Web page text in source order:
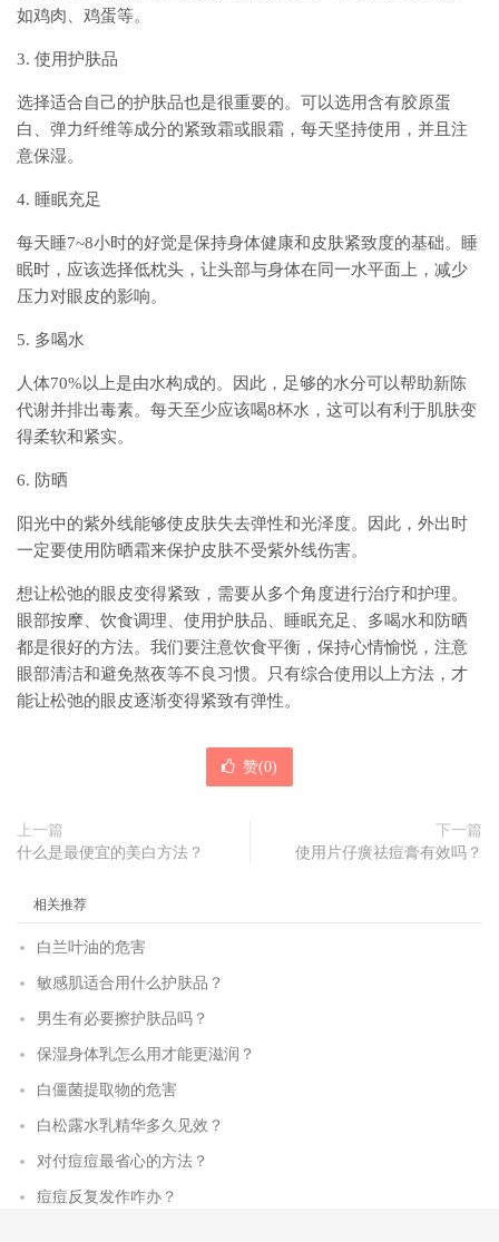
如鸡肉、鸡蛋等。
3. 使用护肤品
选择适合自己的护肤品也是很重要的。可以选用含有胶原蛋
白、弹力纤维等成分的紧致霜或眼霜，每天坚持使用，并且注
意保湿。
4. 睡眠充足
每天睡7~8小时的好觉是保持身体健康和皮肤紧致度的基础。睡
眠时，应该选择低枕头，让头部与身体在同一水平面上，减少
压力对眼皮的影响。
5. 多喝水
人体70%以上是由水构成的。因此，足够的水分可以帮助新陈
代谢并排出毒素。每天至少应该喝8杯水，这可以有利于肌肤变
得柔软和紧实。
6. 防晒
阳光中的紫外线能够使皮肤失去弹性和光泽度。因此，外出时
一定要使用防晒霜来保护皮肤不受紫外线伤害。
想让松弛的眼皮变得紧致，需要从多个角度进行治疗和护理。
眼部按摩、饮食调理、使用护肤品、睡眠充足、多喝水和防晒
都是很好的方法。我们要注意饮食平衡，保持心情愉悦，注意
眼部清洁和避免熬夜等不良习惯。只有综合使用以上方法，才
能让松弛的眼皮逐渐变得紧致有弹性。
赞(0)
上一篇
什么是最便宜的美白方法？
下一篇
使用片仔癀祛痘膏有效吗？
相关推荐
白兰叶油的危害
敏感肌适合用什么护肤品？
男生有必要擦护肤品吗？
保湿身体乳怎么用才能更滋润？
白僵菌提取物的危害
白松露水乳精华多久见效？
对付痘痘最省心的方法？
痘痘反复发作咋办？